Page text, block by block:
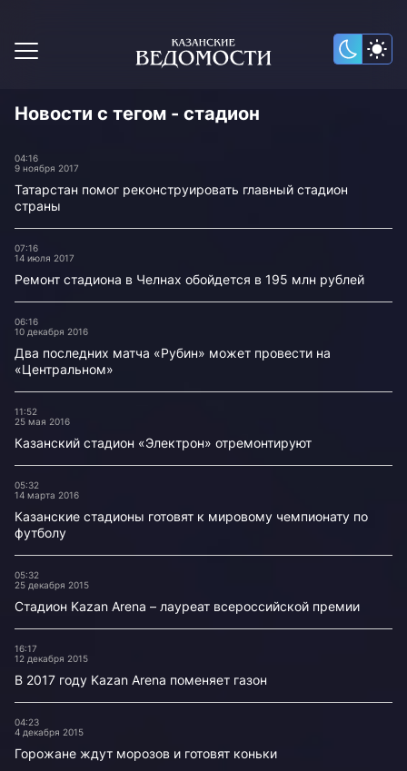
Новости с тегом - стадион
04:16
9 ноября 2017
Татарстан помог реконструировать главный стадион
страны
07:16
14 июля 2017
Ремонт стадиона в Челнах обойдется в 195 млн рублей
06:16
10 декабря 2016
Два последних матча «Рубин» может провести на
«Центральном»
11:52
25 мая 2016
Казанский стадион «Электрон» отремонтируют
05:32
14 марта 2016
Казанские стадионы готовят к мировому чемпионату по
футболу
05:32
25 декабря 2015
Стадион Kazan Arena – лауреат всероссийской премии
16:17
12 декабря 2015
В 2017 году Kazan Arena поменяет газон
04:23
4 декабря 2015
Горожане ждут морозов и готовят коньки